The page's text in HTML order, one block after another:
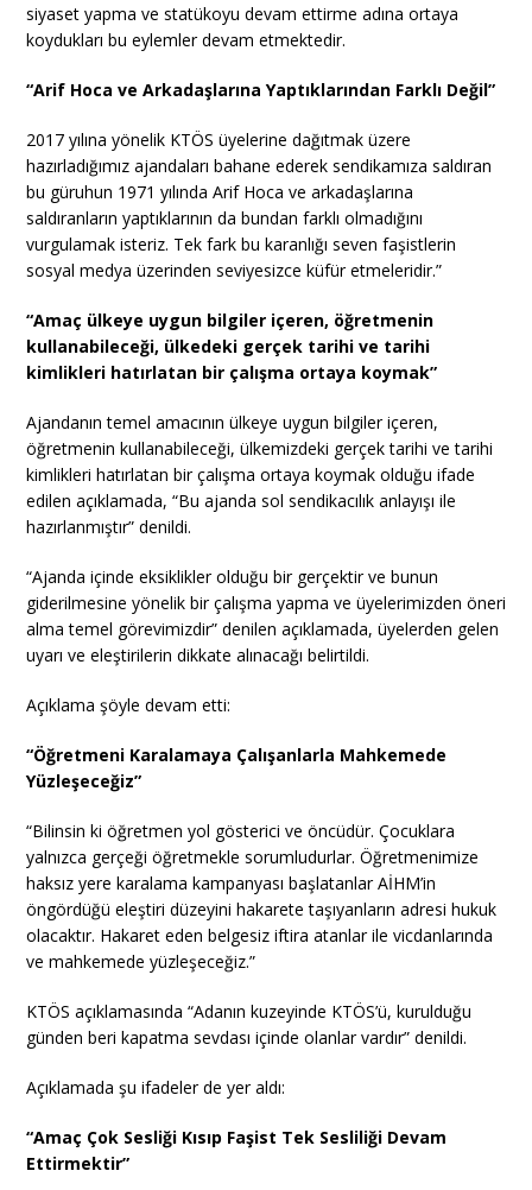
siyaset yapma ve statükoyu devam ettirme adına ortaya
koydukları bu eylemler devam etmektedir.
“Arif Hoca ve Arkadaşlarına Yaptıklarından Farklı Değil”
2017 yılına yönelik KTÖS üyelerine dağıtmak üzere
hazırladığımız ajandaları bahane ederek sendikamıza saldıran
bu güruhun 1971 yılında Arif Hoca ve arkadaşlarına
saldıranların yaptıklarının da bundan farklı olmadığını
vurgulamak isteriz. Tek fark bu karanlığı seven faşistlerin
sosyal medya üzerinden seviyesizce küfür etmeleridir.”
“Amaç ülkeye uygun bilgiler içeren, öğretmenin
kullanabileceği, ülkedeki gerçek tarihi ve tarihi
kimlikleri hatırlatan bir çalışma ortaya koymak”
Ajandanın temel amacının ülkeye uygun bilgiler içeren,
öğretmenin kullanabileceği, ülkemizdeki gerçek tarihi ve tarihi
kimlikleri hatırlatan bir çalışma ortaya koymak olduğu ifade
edilen açıklamada, “Bu ajanda sol sendikacılık anlayışı ile
hazırlanmıştır” denildi.
“Ajanda içinde eksiklikler olduğu bir gerçektir ve bunun
giderilmesine yönelik bir çalışma yapma ve üyelerimizden öneri
alma temel görevimizdir” denilen açıklamada, üyelerden gelen
uyarı ve eleştirilerin dikkate alınacağı belirtildi.
Açıklama şöyle devam etti:
“Öğretmeni Karalamaya Çalışanlarla Mahkemede
Yüzleşeceğiz”
“Bilinsin ki öğretmen yol gösterici ve öncüdür. Çocuklara
yalnızca gerçeği öğretmekle sorumludurlar. Öğretmenimize
haksız yere karalama kampanyası başlatanlar AİHM’in
öngördüğü eleştiri düzeyini hakarete taşıyanların adresi hukuk
olacaktır. Hakaret eden belgesiz iftira atanlar ile vicdanlarında
ve mahkemede yüzleşeceğiz.”
KTÖS açıklamasında “Adanın kuzeyinde KTÖS’ü, kurulduğu
günden beri kapatma sevdası içinde olanlar vardır” denildi.
Açıklamada şu ifadeler de yer aldı:
“Amaç Çok Sesliği Kısıp Faşist Tek Sesliliği Devam
Ettirmektir”